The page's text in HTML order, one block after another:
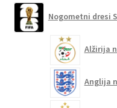
Nogometni dresi
Alžirija
Anglija